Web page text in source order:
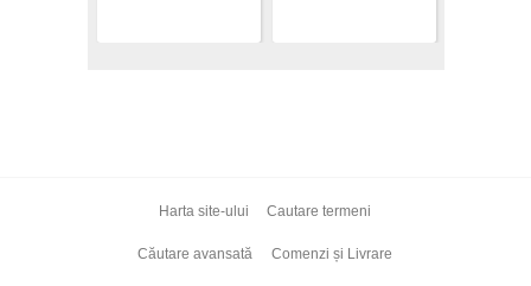
Harta site-ului Cautare termeni
Căutare avansată Comenzi și Livrare